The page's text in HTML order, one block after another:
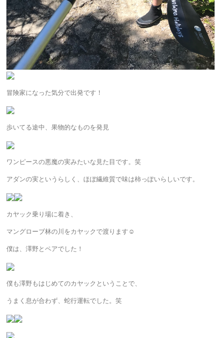
冒険家になった気分で出発です！
歩いてる途中、果物的なものを発見
ワンピースの悪魔の実みたいな見た目です。笑
アダンの実というらしく、ほぼ繊維質で味は柿っぽいらしいです。
カヤック乗り場に着き、
マングローブ林の川をカヤックで渡ります☺︎
僕は、澤野とペアでした！
僕も澤野もはじめてのカヤックということで、
うまく息が合わず、蛇行運転でした。笑